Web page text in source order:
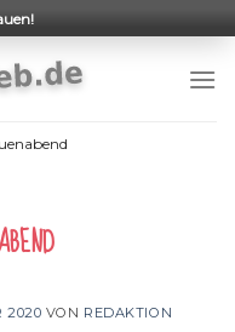
2020 VON REDAKTION